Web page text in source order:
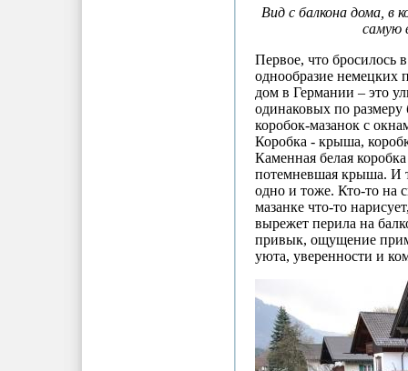
Вид с балкона дома, в
самую
Первое, что бросилось
однообразие немецких
дом в Германии – это
одинаковых по
коробок-мазанок с
Коробка - крыша,
Каменная белая
потемневшая крыша. И
одно и тоже. Кто-то на
мазанке что-то
вырежет перила на
привык, ощущение
уюта, уверенности и